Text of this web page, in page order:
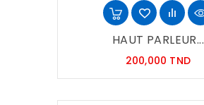
HAUT PARLEUR...
200,000 TNDPrix